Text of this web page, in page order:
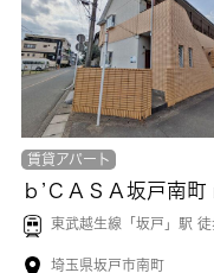
賃貸アパート
東武越生線「 坂戸 」駅
埼玉県坂戸市南町